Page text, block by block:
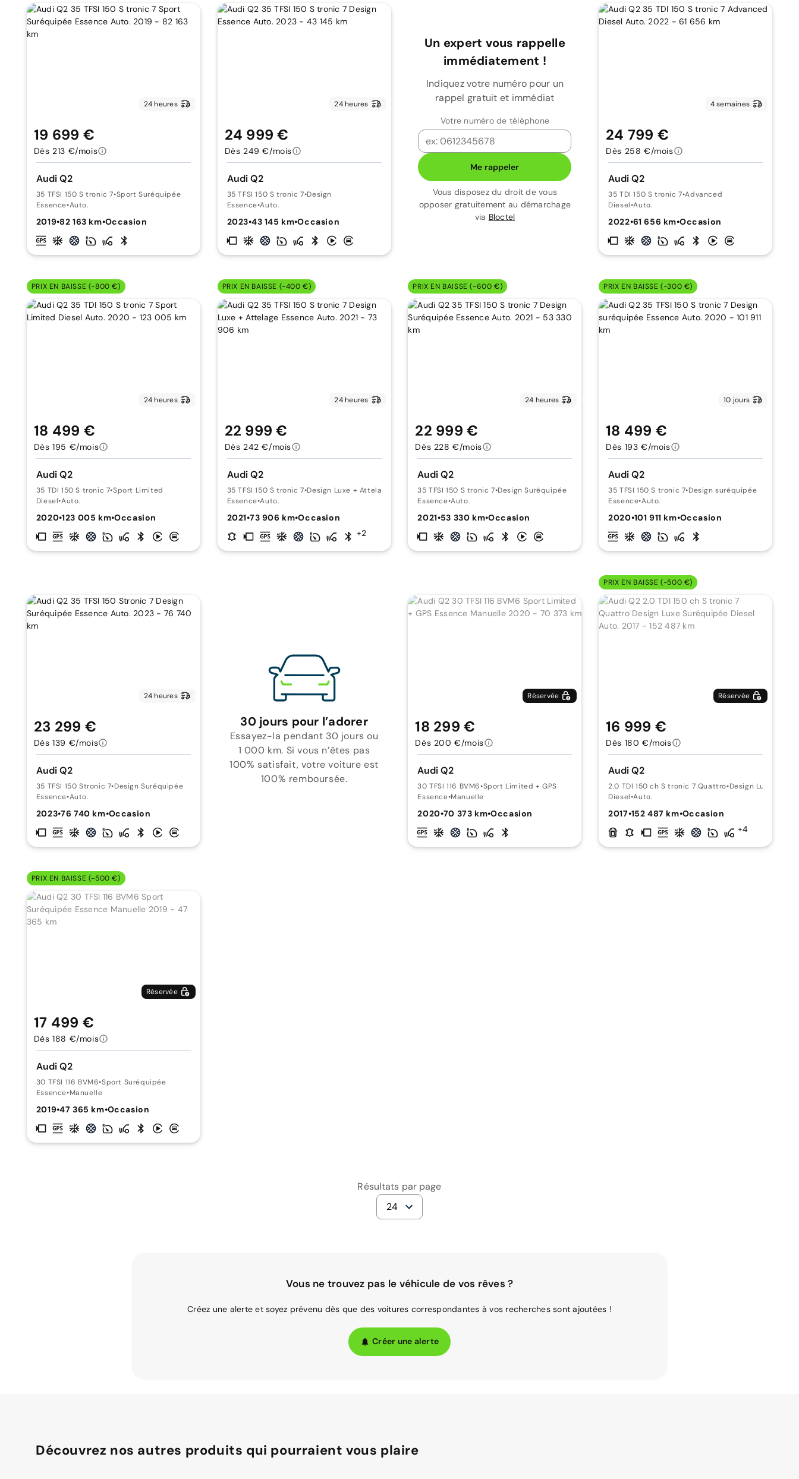
24 heures
Audi Q2
35 TFSI 150 S tronic 7•Sport Suréquipée
Essence•Auto.
2019•82 163 km•Occasion
19 699 €
Dès 213 €/mois
24 heures
Audi Q2
35 TFSI 150 S tronic 7•Design
Essence•Auto.
2023•43 145 km•Occasion
24 999 €
Dès 249 €/mois
Un expert vous rappelle
immédiatement !
Indiquez votre numéro pour un
rappel gratuit et immédiat
Votre numéro de téléphone
Me rappeler
Vous disposez du droit de vous
opposer gratuitement au démarchage
via Bloctel
4 semaines
Audi Q2
35 TDI 150 S tronic 7•Advanced
Diesel•Auto.
2022•61 656 km•Occasion
24 799 €
Dès 258 €/mois
PRIX EN BAISSE (-800 €)
24 heures
Audi Q2
35 TDI 150 S tronic 7•Sport Limited
Diesel•Auto.
2020•123 005 km•Occasion
18 499 €
Dès 195 €/mois
PRIX EN BAISSE (-400 €)
24 heures
Audi Q2
35 TFSI 150 S tronic 7•Design Luxe + Attelage
Essence•Auto.
2021•73 906 km•Occasion
+2
22 999 €
Dès 242 €/mois
PRIX EN BAISSE (-600 €)
24 heures
Audi Q2
35 TFSI 150 S tronic 7•Design Suréquipée
Essence•Auto.
2021•53 330 km•Occasion
22 999 €
Dès 228 €/mois
PRIX EN BAISSE (-300 €)
10 jours
Audi Q2
35 TFSI 150 S tronic 7•Design suréquipée
Essence•Auto.
2020•101 911 km•Occasion
18 499 €
Dès 193 €/mois
24 heures
Audi Q2
35 TFSI 150 Stronic 7•Design Suréquipée
Essence•Auto.
2023•76 740 km•Occasion
23 299 €
Dès 139 €/mois
30 jours pour l’adorer
Essayez-la pendant 30 jours ou
1 000 km. Si vous n’êtes pas
100% satisfait, votre voiture est
100% remboursée.
Réservée
Audi Q2
30 TFSI 116 BVM6•Sport Limited + GPS
Essence•Manuelle
2020•70 373 km•Occasion
18 299 €
Dès 200 €/mois
PRIX EN BAISSE (-500 €)
Réservée
Audi Q2
2.0 TDI 150 ch S tronic 7 Quattro•Design Luxe
Diesel•Auto.
2017•152 487 km•Occasion
+4
16 999 €
Dès 180 €/mois
PRIX EN BAISSE (-500 €)
Réservée
Audi Q2
30 TFSI 116 BVM6•Sport Suréquipée
Essence•Manuelle
2019•47 365 km•Occasion
17 499 €
Dès 188 €/mois
Résultats par page
24
Vous ne trouvez pas le véhicule de vos rêves ?
Créez une alerte et soyez prévenu dès que des voitures correspondantes à vos recherches sont ajoutées !
Créer une alerte
Découvrez nos autres produits qui pourraient vous plaire